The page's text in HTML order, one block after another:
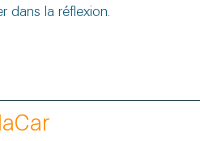
la réflexion.